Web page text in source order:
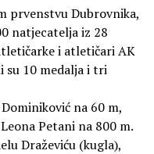
prvenstvu Dubrovnika,
natjecatelja iz 28
i atletičari AK
su 10 medalja i tri
na 60 m,
Petani na 800 m.
Draževiću (kugla),